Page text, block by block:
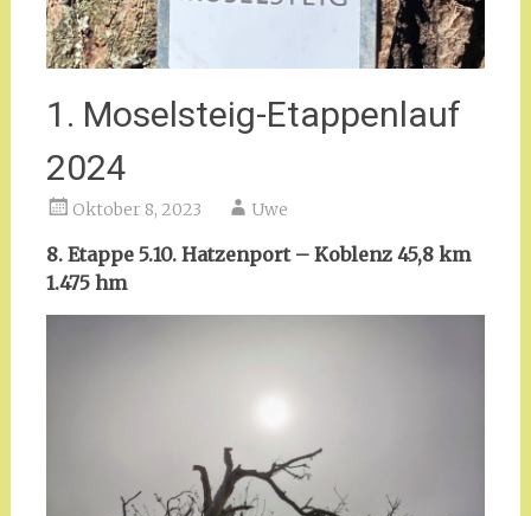
1. Moselsteig-Etappenlauf
2024
Oktober 8, 2023 Uwe
8. Etappe 5.10. Hatzenport – Koblenz 45,8 km
1.475 hm